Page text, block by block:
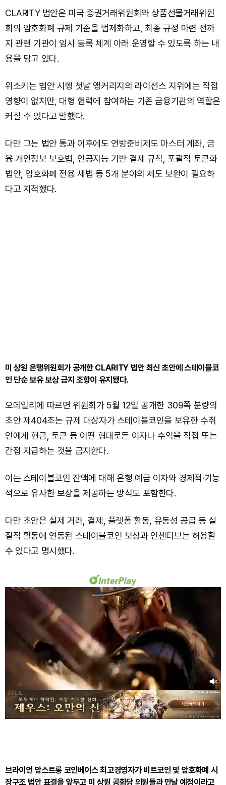
CLARITY 법안은 미국 증권거래위원회와 상품선물거래위원
회의 암호화폐 규제 기준을 법제화하고, 최종 규정 마련 전까
지 관련 기관이 임시 등록 체계 아래 운영할 수 있도록 하는 내
용을 담고 있다.
위소키는 법안 시행 첫날 앵커리지의 라이선스 지위에는 직접
영향이 없지만, 대형 협력에 참여하는 기존 금융기관의 역할은
커질 수 있다고 말했다.
다만 그는 법안 통과 이후에도 연방준비제도 마스터 계좌, 금
융 개인정보 보호법, 인공지능 기반 결제 규칙, 포괄적 토큰화
법안, 암호화폐 전용 세법 등 5개 분야의 제도 보완이 필요하
다고 지적했다.
미 상원 은행위원회가 공개한 CLARITY 법안 최신 초안에 스테이블코
인 단순 보유 보상 금지 조항이 유지됐다.
오데일리에 따르면 위원회가 5월 12일 공개한 309쪽 분량의
초안 제404조는 규제 대상자가 스테이블코인을 보유한 수취
인에게 현금, 토큰 등 어떤 형태로든 이자나 수익을 직접 또는
간접 지급하는 것을 금지한다.
이는 스테이블코인 잔액에 대해 은행 예금 이자와 경제적·기능
적으로 유사한 보상을 제공하는 방식도 포함한다.
다만 초안은 실제 거래, 결제, 플랫폼 활동, 유동성 공급 등 실
질적 활동에 연동된 스테이블코인 보상과 인센티브는 허용할
수 있다고 명시했다.
브라이언 암스트롱 코인베이스 최고경영자가 비트코인 및 암호화폐 시
장구조 법안 표결을 앞두고 미 상원 공화당 의원들과 만날 예정이라고